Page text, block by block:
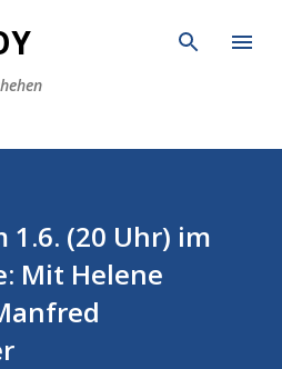
Hauptbereich
1.6. (20 Uhr) im
Mit Helene